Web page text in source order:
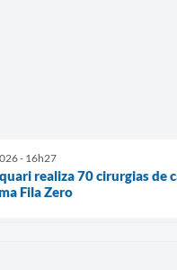
- 16h27
realiza 70 cirurgias de
Fila Zero